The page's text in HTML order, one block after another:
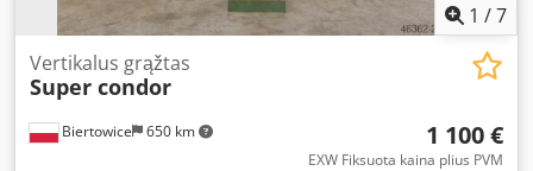
1 /7
Biertowice 650 km
Vertikalus grąžtas
Super condor
1 100 €
EXW Fiksuota kaina plius PVM